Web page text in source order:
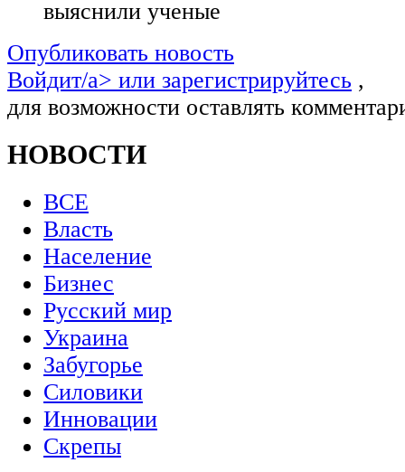
выяснили ученые
Опубликовать новость
Войдит/a> или зарегистрируйтесь ,
для возможности оставлять
НОВОСТИ
ВСЕ
Власть
Население
Бизнес
Русский мир
Украина
Забугорье
Силовики
Инновации
Скрепы